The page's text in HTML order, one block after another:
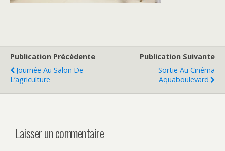
Publication Précédente
Journée Au Salon De
L’agriculture
Publication Suivante
Sortie Au Cinéma
Aquaboulevard
Laisser un commentaire